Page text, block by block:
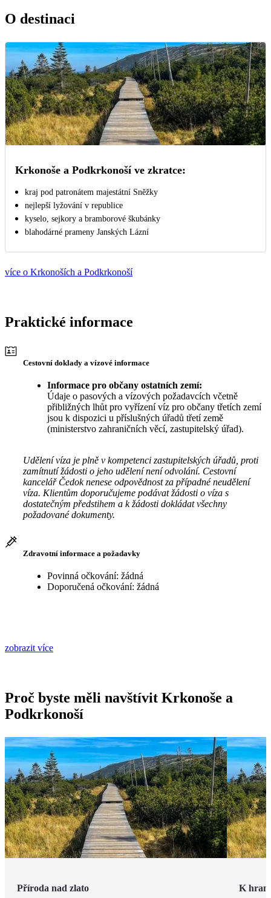
O destinaci
Krkonoše a Podkrkonoší ve zkratce:
kraj pod patronátem majestátní Sněžky
nejlepší lyžování v republice
kyselo, sejkory a bramborové škubánky
blahodárné prameny Janských Lázní
více o Krkonoších a Podkrkonoší
Praktické informace
Cestovní doklady a vízové informace
Informace pro občany ostatních zemí:
Údaje o pasových a vízových požadavcích včetně
přibližných lhůt pro vyřízení víz pro občany třetích zemí
jsou k dispozici u příslušných úřadů třetí země
(ministerstvo zahraničních věcí, zastupitelský úřad).
Udělení víza je plně v kompetenci zastupitelských úřadů, proti
zamítnutí žádosti o jeho udělení není odvolání. Cestovní
kancelář Čedok nenese odpovědnost za případné neudělení
víza. Klientům doporučujeme podávat žádosti o víza s
dostatečným předstihem a k žádosti dokládat všechny
požadované dokumenty.
Zdravotní informace a požadavky
Povinná očkování: žádná
Doporučená očkování: žádná
zobrazit více
Proč byste měli navštívit Krkonoše a
Podkrkonoší
Příroda nad zlato K